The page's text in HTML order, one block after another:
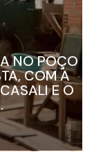
NO POÇO DA
COM A
E O